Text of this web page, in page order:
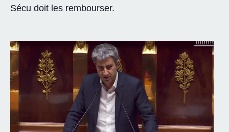
Sécu doit les rembourser.